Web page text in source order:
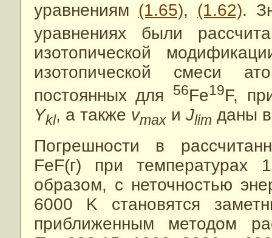
уравнениям (1.65), (1.62).
уравнениях были
изотопической
изотопической смеси
постоянных для
56Fe19F,
Ykl, а также vmaxи Jlim даны
Погрешности в
FeF(г) при
образом, с неточностью
6000 K становятся
приближенным методом